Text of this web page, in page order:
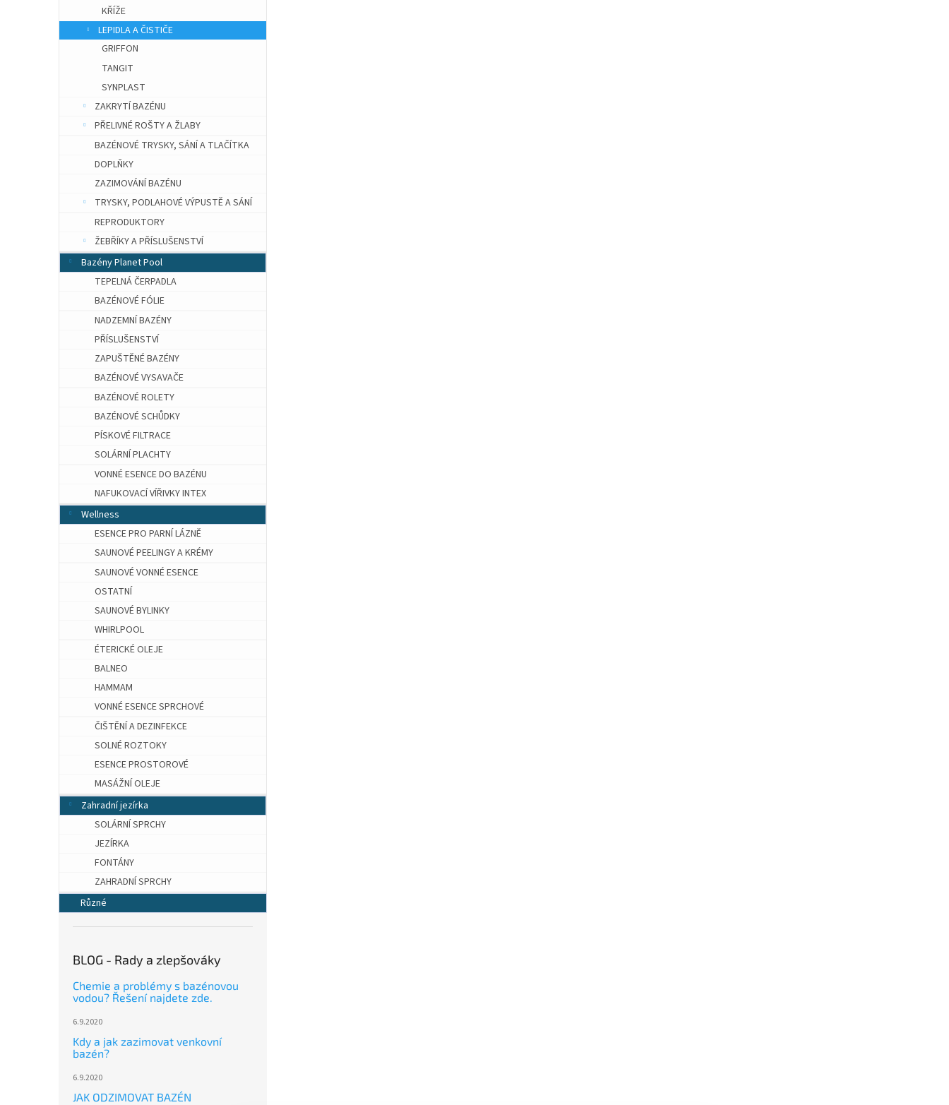
KŘÍŽE
LEPIDLA A ČISTIČE
GRIFFON
TANGIT
SYNPLAST
ZAKRYTÍ BAZÉNU
PŘELIVNÉ ROŠTY A ŽLABY
BAZÉNOVÉ TRYSKY, SÁNÍ A TLAČÍTKA
DOPLŇKY
ZAZIMOVÁNÍ BAZÉNU
TRYSKY, PODLAHOVÉ VÝPUSTĚ A SÁNÍ
REPRODUKTORY
ŽEBŘÍKY A PŘÍSLUŠENSTVÍ
Bazény Planet Pool
TEPELNÁ ČERPADLA
BAZÉNOVÉ FÓLIE
NADZEMNÍ BAZÉNY
PŘÍSLUŠENSTVÍ
ZAPUŠTĚNÉ BAZÉNY
BAZÉNOVÉ VYSAVAČE
BAZÉNOVÉ ROLETY
BAZÉNOVÉ SCHŮDKY
PÍSKOVÉ FILTRACE
SOLÁRNÍ PLACHTY
VONNÉ ESENCE DO BAZÉNU
NAFUKOVACÍ VÍŘIVKY INTEX
Wellness
ESENCE PRO PARNÍ LÁZNĚ
SAUNOVÉ PEELINGY A KRÉMY
SAUNOVÉ VONNÉ ESENCE
OSTATNÍ
SAUNOVÉ BYLINKY
WHIRLPOOL
ÉTERICKÉ OLEJE
BALNEO
HAMMAM
VONNÉ ESENCE SPRCHOVÉ
ČIŠTĚNÍ A DEZINFEKCE
SOLNÉ ROZTOKY
ESENCE PROSTOROVÉ
MASÁŽNÍ OLEJE
Zahradní jezírka
SOLÁRNÍ SPRCHY
JEZÍRKA
FONTÁNY
ZAHRADNÍ SPRCHY
Různé
BLOG - Rady a zlepšováky
Chemie a problémy s bazénovou
vodou? Řešení najdete zde.
6.9.2020
Kdy a jak zazimovat venkovní
bazén?
6.9.2020
JAK ODZIMOVAT BAZÉN